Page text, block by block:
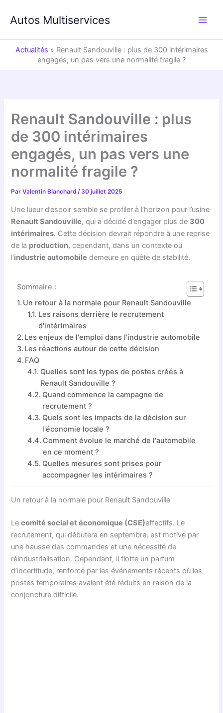
Autos Multiservices
Actualités » Renault Sandouville : plus de 300 intérimaires
engagés, un pas vers une normalité fragile ?
Renault Sandouville : plus
de 300 intérimaires
engagés, un pas vers une
normalité fragile ?
ParValentin Blanchard/ 30 juillet 2025
Une lueur d’espoir semble se profiler à l’horizon pour l’usine
Renault Sandouville, qui a décidé d’engager plus de 300
intérimaires. Cette décision devrait répondre à une reprise
de la production, cependant, dans un contexte où
l’industrie automobile demeure en quête de stabilité.
Sommaire :
Un retour à la normale pour Renault Sandouville
Les raisons derrière le recrutement
d'intérimaires
Les enjeux de l'emploi dans l'industrie automobile
Les réactions autour de cette décision
FAQ
Quelles sont les types de postes créés à
Renault Sandouville ?
Quand commence la campagne de
recrutement ?
Quels sont les impacts de la décision sur
l'économie locale ?
Comment évolue le marché de l'automobile
en ce moment ?
Quelles mesures sont prises pour
accompagner les intérimaires ?
Un retour à la normale pour Renault Sandouville
Lecomité social et économique (CSE)effectifs. Le
recrutement, qui débutera en septembre, est motivé par
une hausse des commandes et une nécessité de
réindustrialisation. Cependant, il flotte un parfum
d’incertitude, renforcé par les événements récents où les
postes temporaires avaient été réduits en raison de la
conjoncture difficile.